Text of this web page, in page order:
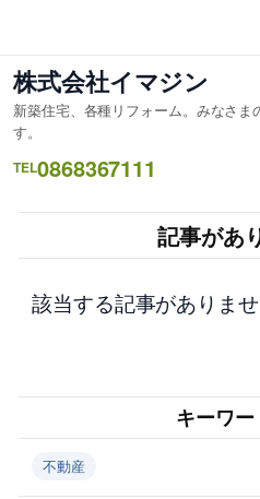
を
ス
キ
ッ
プ
株式会社イマジン
新築住宅、各種リフォーム。みなさま
す。
TEL0868367111
記事があ
該当する記事がありませ
キーワ
不動産